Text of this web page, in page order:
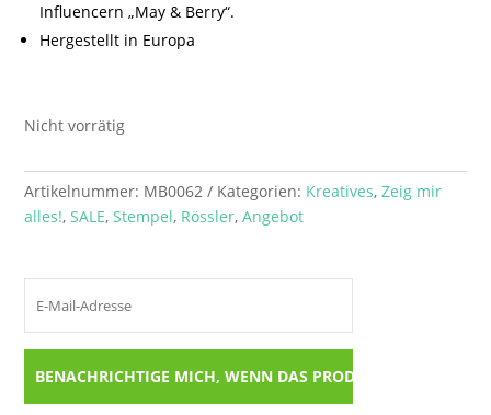
Influencern „May & Berry“.
Hergestellt in Europa
Nicht vorrätig
Artikelnummer: MB0062 Kategorien: Kreatives,Zeig mir
alles!,SALE,Stempel, Rössler,Angebot